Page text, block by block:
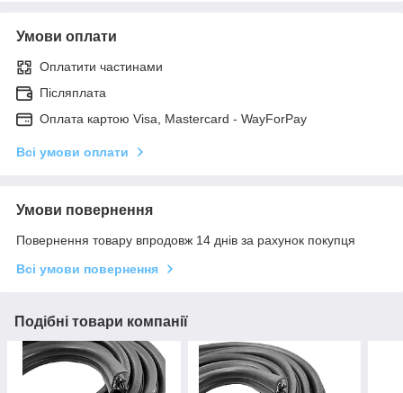
Умови оплати
Оплатити частинами
Післяплата
Оплата картою Visa, Mastercard - WayForPay
Всі умови оплати
Умови повернення
Повернення товару впродовж 14 днів за рахунок покупця
Всі умови повернення
Подібні товари компанії